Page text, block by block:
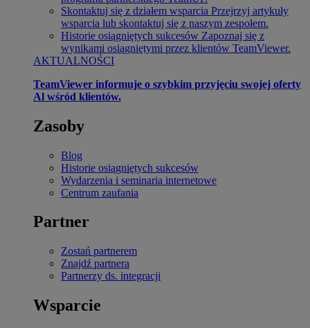
Skontaktuj się z działem wsparcia Przejrzyj artykuły
wsparcia lub skontaktuj się z naszym zespołem.
Historie osiągniętych sukcesów Zapoznaj się z
wynikami osiągniętymi przez klientów TeamViewer.
AKTUALNOŚCI
TeamViewer informuje o szybkim przyjęciu swojej oferty
Al wśród klientów.
Zasoby
Blog
Historie osiągniętych sukcesów
Wydarzenia i seminaria internetowe
Centrum zaufania
Partner
Zostań partnerem
Znajdź partnera
Partnerzy ds. integracji
Wsparcie